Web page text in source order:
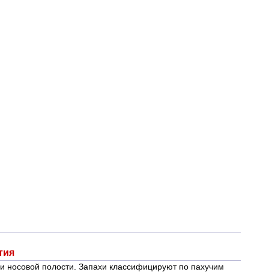
носовой полости. Запахи классифицируют по пахучим